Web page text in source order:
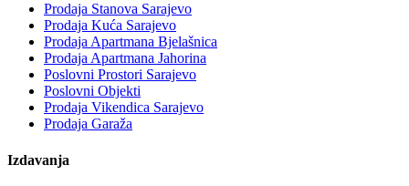
Prodaja Stanova Sarajevo
Prodaja Kuća Sarajevo
Prodaja Apartmana Bjelašnica
Prodaja Apartmana Jahorina
Poslovni Prostori Sarajevo
Poslovni Objekti
Prodaja Vikendica Sarajevo
Prodaja Garaža
Izdavanja